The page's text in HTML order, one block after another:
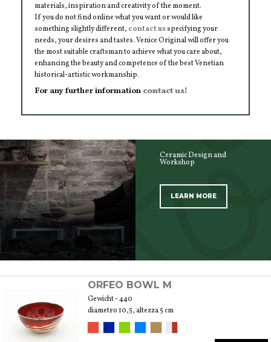
materials, inspiration and creativity of the moment.
If you do not find online what you want or would like
something slightly different, contact usspecifying your
needs, your desires and tastes. Venice Original will offer you
the most suitable craftsman to achieve what you care about,
enhancing the beauty and competence of the best Venetian
historical-artistic workmanship.
For any further information contact us!
Ceramic Design and
Workshop
LEARN MORE
ORFEO BOWL M
Gewicht - 440
diametro 10,5, altezza 5 cm